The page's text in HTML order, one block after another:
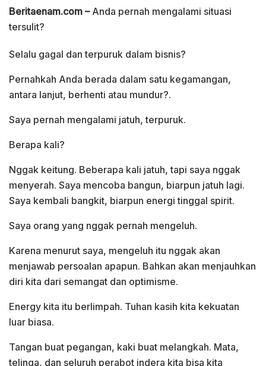
Beritaenam.com –Anda pernah mengalami situasi
tersulit?
Selalu gagal dan terpuruk dalam bisnis?
Pernahkah Anda berada dalam satu kegamangan,
antara lanjut, berhenti atau mundur?.
Saya pernah mengalami jatuh, terpuruk.
Berapa kali?
Nggak keitung. Beberapa kali jatuh, tapi saya nggak
menyerah. Saya mencoba bangun, biarpun jatuh lagi.
Saya kembali bangkit, biarpun energi tinggal spirit.
Saya orang yang nggak pernah mengeluh.
Karena menurut saya, mengeluh itu nggak akan
menjawab persoalan apapun. Bahkan akan menjauhkan
diri kita dari semangat dan optimisme.
Energy kita itu berlimpah. Tuhan kasih kita kekuatan
luar biasa.
Tangan buat pegangan, kaki buat melangkah. Mata,
telinga, dan seluruh perabot indera kita bisa kita